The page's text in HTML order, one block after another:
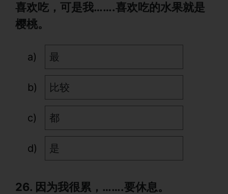
喜欢吃，可是我…….喜欢吃的水果就是
樱桃。
最
比较
都
是
26. 因为我很累，…….要休息。